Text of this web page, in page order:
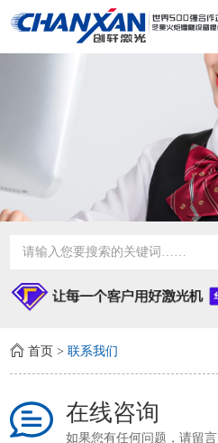
首页 >联系我们
在线咨询
如果您有任何问题，请留言